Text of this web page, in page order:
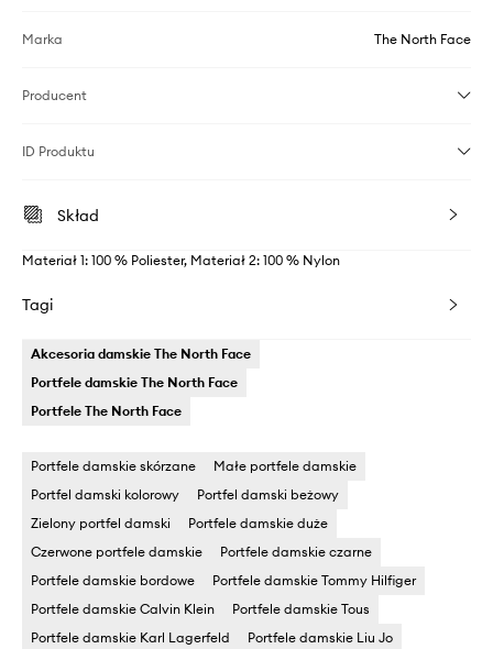
Marka The North Face
Producent
ID Produktu
Skład
Materiał 1: 100 % Poliester, Materiał 2: 100 % Nylon
Tagi
Akcesoria damskie The North Face
Portfele damskie The North Face
Portfele The North Face
Portfele damskie skórzane
Małe portfele damskie
Portfel damski kolorowy
Portfel damski beżowy
Zielony portfel damski
Portfele damskie duże
Czerwone portfele damskie
Portfele damskie czarne
Portfele damskie bordowe
Portfele damskie Tommy Hilfiger
Portfele damskie Calvin Klein
Portfele damskie Tous
Portfele damskie Karl Lagerfeld
Portfele damskie Liu Jo